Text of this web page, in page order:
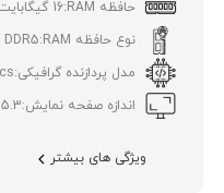
حافظه RAM:
16 گیگابایت
نوع حافظه RAM:
DDR5
مدل پردازنده گرافیکی:
اندازه صفحه نمایش:15.3
ویژگی های بیشتر